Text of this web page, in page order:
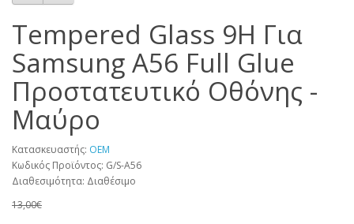
Tempered Glass 9H Για
Samsung A56 Full Glue
Προστατευτικό Οθόνης -
Μαύρο
Κατασκευαστής: OEM
Κωδικός Προϊόντος: G/S-A56
Διαθεσιμότητα: Διαθέσιμο
13,00€